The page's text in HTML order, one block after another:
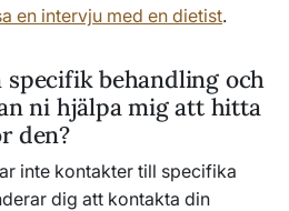
en intervju med en dietist.
specifik behandling och
ni hjälpa mig att hitta
den?
inte kontakter till specifika
dig att kontakta din